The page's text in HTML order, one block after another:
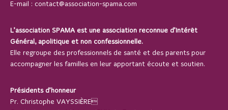
E-mail : contact@association-spama.com
L’association SPAMA est une association reconnue d’Intérêt
Général, apolitique et non confessionnelle.
Elle regroupe des professionnels de santé et des parents pour
accompagner les familles en leur apportant écoute et soutien.
Présidents d’honneur
Pr. Christophe VAYSSIÈRE